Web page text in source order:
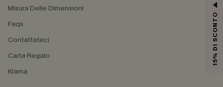
Misura Delle Dimensioni
Faqs
Contattateci
Carta Regalo
Klarna
15% DI SCONTO